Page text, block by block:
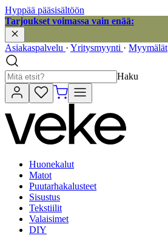
Hyppää pääsisältöön
Tarjoukset voimassa vain enää:
Asiakaspalvelu · Yritysmyynti · Myymälät
Haku
Huonekalut
Matot
Puutarhakalusteet
Sisustus
Tekstiilit
Valaisimet
DIY